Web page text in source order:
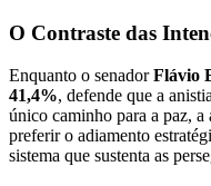
O Contraste das
Enquanto o senadorFlávio
41,4%, defende que a
único caminho para a paz, a
preferir o adiamento
sistema que sustenta as